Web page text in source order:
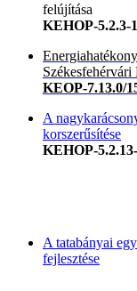
felújítása
KEHOP-5.2.3-
KEOP-7.13.0/
A
korszerűsítése
KEHOP-
A tatabányai
fejlesztése